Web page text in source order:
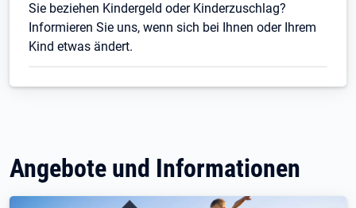
Sie beziehen Kindergeld oder Kinderzuschlag?
Informieren Sie uns, wenn sich bei Ihnen oder Ihrem
Kind etwas ändert.
Angebote und Informationen